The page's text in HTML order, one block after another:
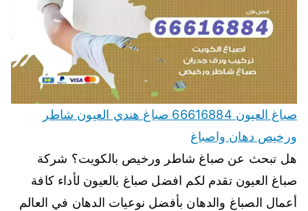
صباغ العيون 66616884 صباغ هندي العيون شاطر
ورخيص دهان واصباغ
هل تبحث عن صباغ شاطر ورخيص بالكويت؟ شركة
صباغ العيون تقدم لكم افضل صباغ بالعيون لأداء كافة
أعمال الصباغ والدهان بأفضل نوعيات الدهان في العالم